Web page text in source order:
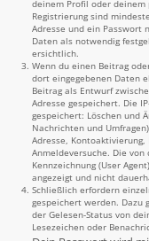
deinem Profil oder deinem
Registrierung sind
Adresse und ein Passwort
Daten als notwendig
ersichtlich.
Wenn du einen Beitrag
dort eingegebenen Daten
Beitrag als Entwurf
Adresse gespeichert. Die
gespeichert: Löschen und
Nachrichten und
Adresse,
Anmeldeversuche. Die
Kennzeichnung (User
angezeigt und nicht
Schließlich erfordern
gespeichert werden. Dazu
der Gelesen-Status von
Lesezeichen oder